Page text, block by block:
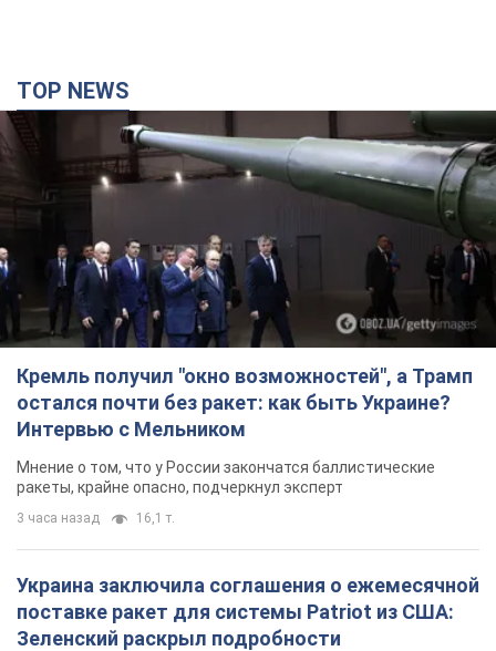
TOP NEWS
Кремль получил "окно возможностей", а Трамп
остался почти без ракет: как быть Украине?
Интервью с Мельником
Мнение о том, что у России закончатся баллистические
ракеты, крайне опасно, подчеркнул эксперт
3 часа назад 16,1 т.
Украина заключила соглашения о ежемесячной
поставке ракет для системы Patriot из США:
Зеленский раскрыл подробности